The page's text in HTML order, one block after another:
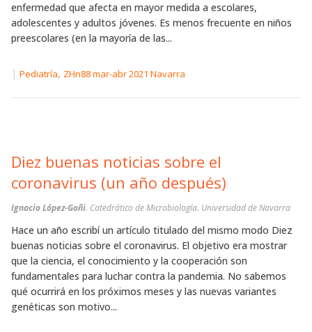
enfermedad que afecta en mayor medida a escolares,
adolescentes y adultos jóvenes. Es menos frecuente en niños
preescolares (en la mayoría de las...
| Pediatría, ZHn88 mar-abr 2021 Navarra
Diez buenas noticias sobre el
coronavirus (un año después)
Ignacio López-Goñi. Catedrático de Microbiología. Universidad de Navarra
Hace un año escribí un artículo titulado del mismo modo Diez
buenas noticias sobre el coronavirus. El objetivo era mostrar
que la ciencia, el conocimiento y la cooperación son
fundamentales para luchar contra la pandemia. No sabemos
qué ocurrirá en los próximos meses y las nuevas variantes
genéticas son motivo...